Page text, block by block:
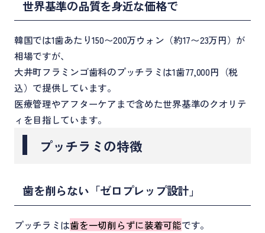
世界基準の品質を身近な価格で
韓国では1歯あたり150〜200万ウォン（約17〜23万円）が
相場ですが、
大井町フラミンゴ歯科のプッチラミは1歯77,000円（税
込）で提供しています。
医療管理やアフターケアまで含めた世界基準のクオリテ
ィを目指しています。
プッチラミの特徴
歯を削らない「ゼロプレップ設計」
プッチラミは歯を一切削らずに装着可能です。